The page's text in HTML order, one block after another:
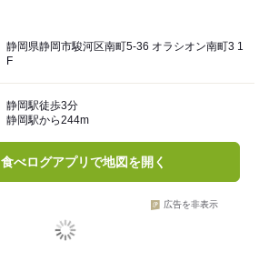
静岡県静岡市駿河区南町5-36 オラシオン南町3 1
F
静岡駅徒歩3分
静岡駅から244m
食べログアプリで地図を開く
広告を非表示